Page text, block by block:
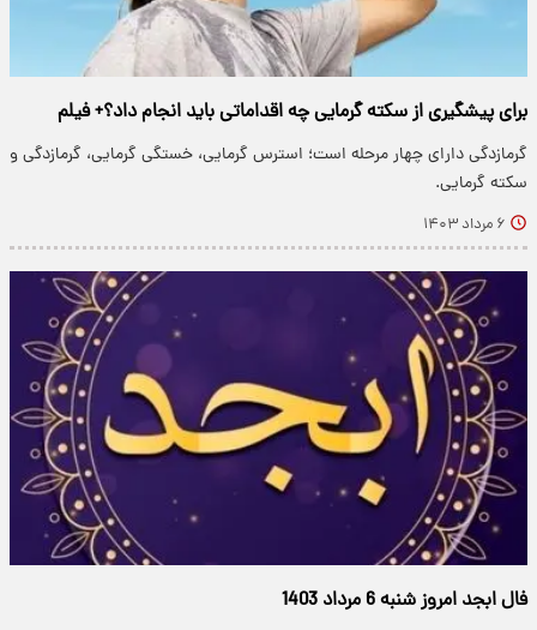
برای پیشگیری از سکته گرمایی چه اقداماتی باید انجام داد؟+ فیلم
گرمازدگی دارای چهار مرحله است؛ استرس گرمایی، خستگی گرمایی، گرمازدگی و
سکته گرمایی.
۶ مرداد ۱۴۰۳
فال ابجد امروز شنبه 6 مرداد 1403